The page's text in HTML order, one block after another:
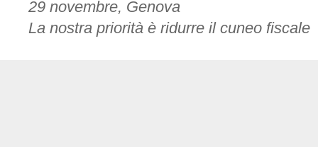
29 novembre, Genova
La nostra priorità è ridurre il cuneo fiscale